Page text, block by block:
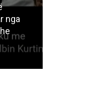
nga